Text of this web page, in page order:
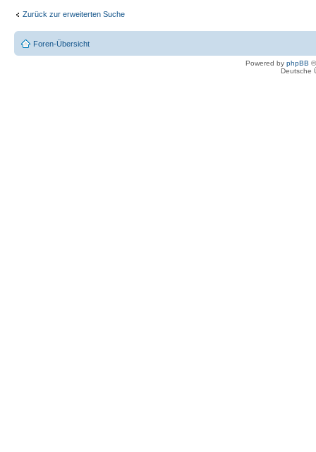
Zurück zur erweiterten Suche
Foren-Übersicht
Powered by phpBB
Deutsche